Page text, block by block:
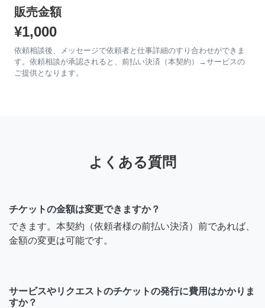
販売金額
¥1,000
依頼相談後、メッセージで依頼者と仕事詳細のすり合わせができま
す。依頼相談が承認されると、前払い決済（本契約）→サービスの
ご提供となります。
よくある質問
チケットの金額は変更できますか？
できます。本契約（依頼者様の前払い決済）前であれば、
金額の変更は可能です。
サービスやリクエストのチケットの発行に費用はかかりま
すか？